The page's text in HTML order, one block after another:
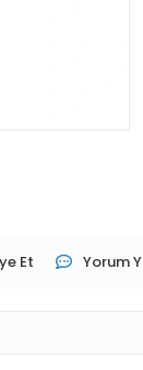
Et Yorum